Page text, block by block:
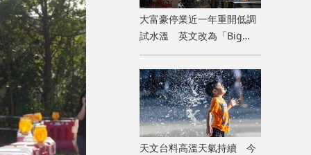
大富豪停業近一年重開低調
試水溫 英文改為「Big
Boss Century」
天文台料高溫天氣持續 今